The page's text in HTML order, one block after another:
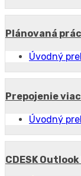
Plánovaná
Úvodný
Prepojenie
Úvodný
CDESK